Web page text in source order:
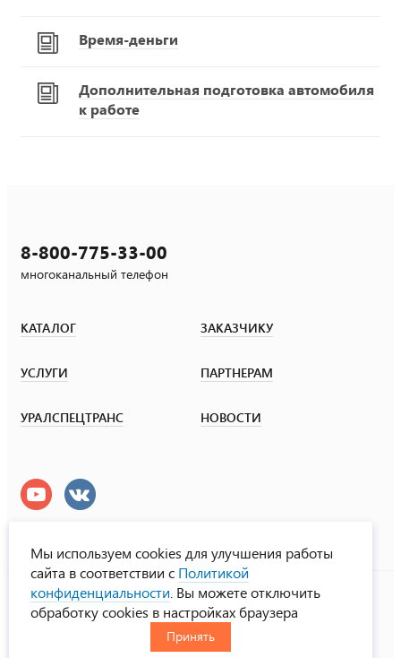
Время-деньги
Дополнительная подготовка автомобиля
к работе
8-800-775-33-00
многоканальный телефон
КАТАЛОГ ЗАКАЗЧИКУ
УСЛУГИ ПАРТНЕРАМ
УРАЛСПЕЦТРАНС НОВОСТИ
УралСпецТранс
© ООО «Урал СТ», 2000-2026
Политика конфиденциальности
Мы используем cookies для улучшения работы
сайта в соответствии с Политикой
конфиденциальности . Вы можете отключить
обработку cookies в настройках браузера
Принять